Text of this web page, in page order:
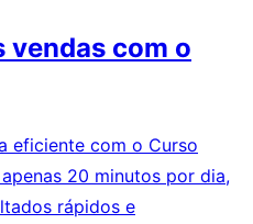
vendas com o
eficiente com o Curso
20 minutos por dia,
rápidos e